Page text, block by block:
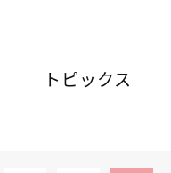
トピックス